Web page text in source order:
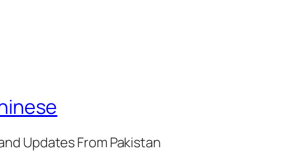
Updates From Pakistan